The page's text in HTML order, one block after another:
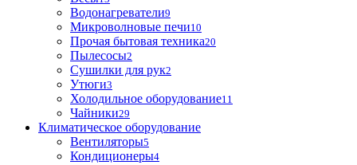
Водонагреватели9
Микроволновые печи10
Прочая бытовая техника20
Пылесосы2
Сушилки для рук2
Утюги3
Холодильное оборудование11
Чайники29
Климатическое оборудование
Вентиляторы5
Кондиционеры4